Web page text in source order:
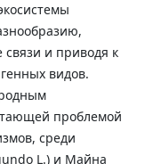
связи и приводя к
видов.
проблемой
среди
L.) и Майна